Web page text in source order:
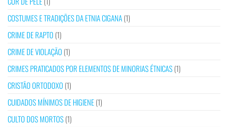
COSTUMES E TRADIÇÕES DA ETNIA CIGANA(1)
CRIME DE RAPTO (1)
CRIME DE VIOLAÇÃO (1)
CRIMES PRATICADOS POR ELEMENTOS DE MINORIAS ÉTNICAS(1)
CRISTÃO ORTODOXO (1)
CUIDADOS MÍNIMOS DE HIGIENE(1)
CULTO DOS MORTOS(1)